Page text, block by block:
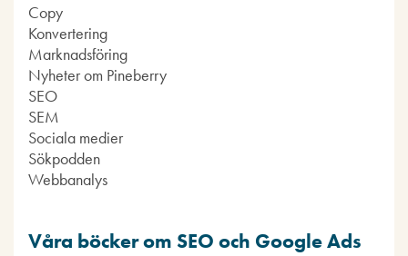
Copy
Konvertering
Marknadsföring
Nyheter om Pineberry
SEO
SEM
Sociala medier
Sökpodden
Webbanalys
Våra böcker om SEO och Google Ads